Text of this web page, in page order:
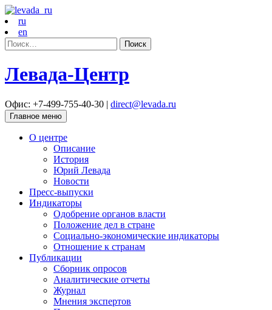
ru
en
Найти:
Левада-Центр
Офис: +7-499-755-40-30 | direct@levada.ru
Главное меню
О центре
Описание
История
Юрий Левада
Новости
Пресс-выпуски
Индикаторы
Одобрение органов власти
Положение дел в стране
Социально-экономические индикаторы
Отношение к странам
Публикации
Сборник опросов
Аналитические отчеты
Журнал
Мнения экспертов